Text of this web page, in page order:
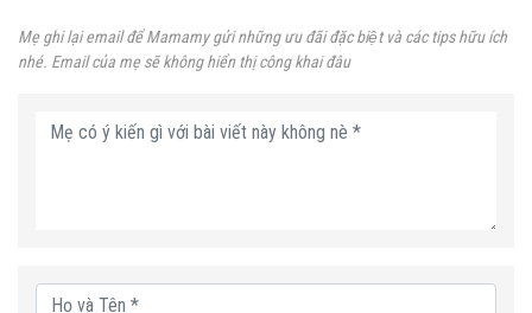
Mẹ ghi lại email để Mamamy gửi những ưu đãi đặc biệt và các tips hữu ích
nhé. Email của mẹ sẽ không hiển thị công khai đâu